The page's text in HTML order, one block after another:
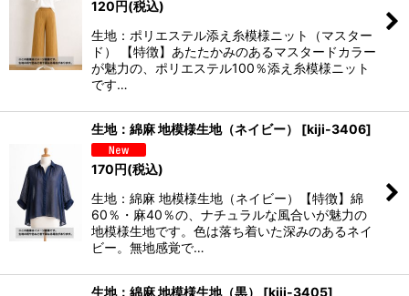
120円(税込)
生地：ポリエステル添え糸模様ニット（マスター
ド） 【特徴】あたたかみのあるマスタードカラー
が魅力の、ポリエステル100％添え糸模様ニット
です…
生地：綿麻 地模様生地（ネイビー） [kiji-3406]
170円(税込)
生地：綿麻 地模様生地（ネイビー）【特徴】綿
60％・麻40％の、ナチュラルな風合いが魅力の
地模様生地です。色は落ち着いた深みのあるネイ
ビー。無地感覚で…
生地：綿麻 地模様生地（黒） [kiji-3405]